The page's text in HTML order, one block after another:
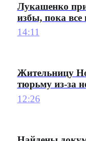
Лукашенко
избы, пока все
14:11
Жительницу
тюрьму из-за
12:26